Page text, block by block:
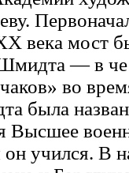
века мост
— в
во
была
Высшее
учился. В